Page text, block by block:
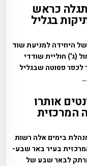
כראש
בגליל
היחידה למניעת שוד
(ג') חוליית שודדי
לכפר פסוטה שבגליל
אותרו
המרכזית
בימים אלה רשות
בעיר באר שבע-
לבאר שבע של